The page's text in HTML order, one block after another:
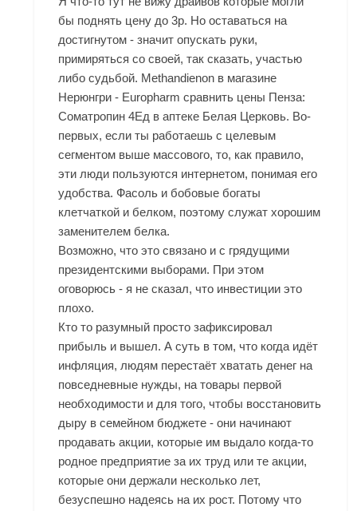
бы поднять цену до 3р. Но оставаться на
достигнутом - значит опускать руки,
примиряться со своей, так сказать, участью
либо судьбой. Methandienon в магазине
Нерюнгри - Europharm сравнить цены Пенза:
Cоматропин 4Ед в аптеке Белая Церковь. Во-
первых, если ты работаешь с целевым
сегментом выше массового, то, как правило,
эти люди пользуются интернетом, понимая его
удобства. Фасоль и бобовые богаты
клетчаткой и белком, поэтому служат хорошим
заменителем белка.
Возможно, что это связано и с грядущими
президентскими выборами. При этом
оговорюсь - я не сказал, что инвестиции это
плохо.
Кто то разумный просто зафиксировал
прибыль и вышел. А суть в том, что когда идёт
инфляция, людям перестаёт хватать денег на
повседневные нужды, на товары первой
необходимости и для того, чтобы восстановить
дыру в семейном бюджете - они начинают
продавать акции, которые им выдало когда-то
родное предприятие за их труд или те акции,
которые они держали несколько лет,
безуспешно надеясь на их рост. Потому что